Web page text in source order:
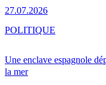
27.07.2026
Une enclave espagnole
la mer
POLITIQUE